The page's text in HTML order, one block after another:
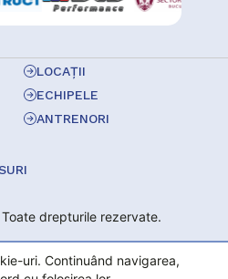
drepturile rezervate.
LOCAȚII
ECHIPELE
ANTRENORI
uri. Continuând navigarea,